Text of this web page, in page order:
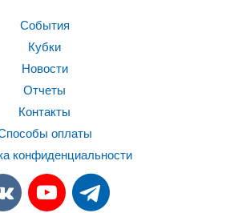
События
Кубки
Новости
Отчеты
Контакты
оплаты
конфиденциальности